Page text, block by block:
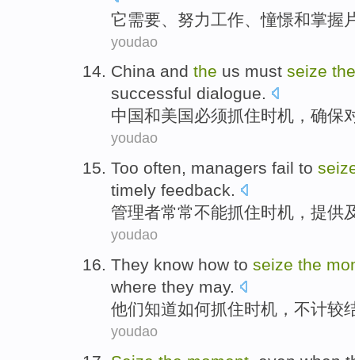
它需要 努力工作 、憧憬和掌握
youdao
China and the us must seize
successful dialogue.
中国和美国必须抓住时机 ， 确保
youdao
Too often, managers fail to
timely feedback.
管理者常常不能抓住时机 ， 提供
youdao
They know how to seize the
where they may.
他们知道如何抓住时机 ， 不计较
youdao